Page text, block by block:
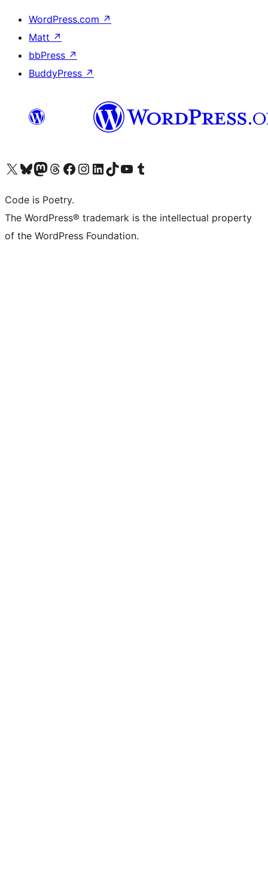
WordPress.com ↗
Matt ↗
bbPress ↗
BuddyPress ↗
Bezoek ons X (voorheen Twitter) account
Bezoek onze Bluesky account
Bezoek ons Mastodon account
Bezoek onze Threads account
Onze Facebookpagina bezoeken
Bezoek onze Instagram account
Bezoek onze LinkedIn account
Bezoek onze TikTok account
Bezoek ons YouTube kanaalBezoek onze Tumblr account
Code is Poetry.
The WordPress® trademark is the intellectual property
of the WordPress Foundation.